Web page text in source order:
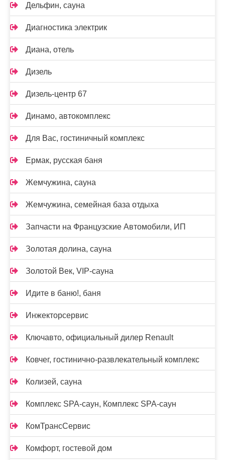
Дельфин, сауна
Диагностика электрик
Диана, отель
Дизель
Дизель-центр 67
Динамо, автокомплекс
Для Вас, гостиничный комплекс
Ермак, русская баня
Жемчужина, сауна
Жемчужина, семейная база отдыха
Запчасти на Французские Автомобили, ИП
Золотая долина, сауна
Золотой Век, VIP-сауна
Идите в баню!, баня
Инжекторсервис
Ключавто, официальный дилер Renault
Ковчег, гостинично-развлекательный комплекс
Колизей, сауна
Комплекс SPA-саун, Комплекс SPA-саун
КомТрансСервис
Комфорт, гостевой дом